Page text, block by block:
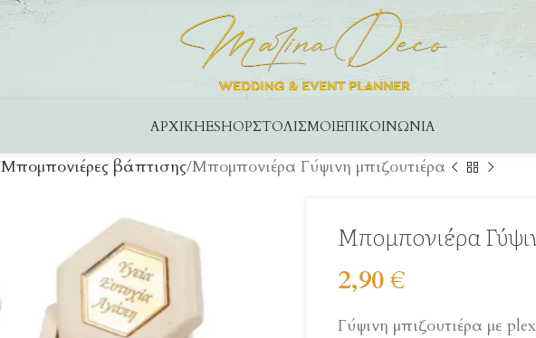
ΑΡΧΙΚΉESHOPΣΤΟΛΙΣΜΟΊΕΠΙΚΟΙΝΩΝΊΑ
Μπομπονιέρες βάπτισης Μπομπονιέρα Γύψινη μπιζουτιέρα
Μπομπονιέρα
2,90€
Γύψινη μπιζουτιέρα με